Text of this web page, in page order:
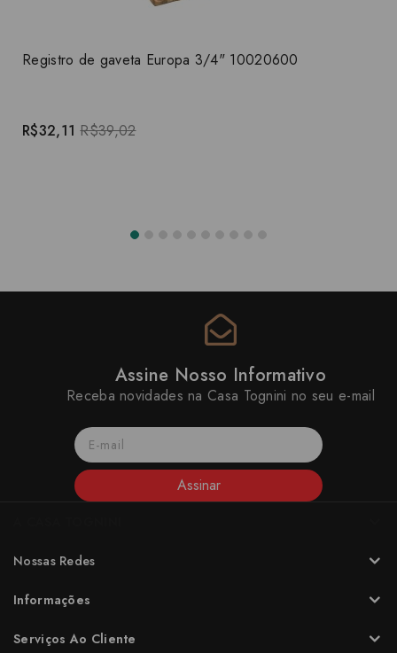
Registro de gaveta Europa 3/4" 10020600
R$32,11 R$39,02
Assine Nosso Informativo
Receba novidades na Casa Tognini no seu e-mail
Assinar
Nossas Redes
Informações
Serviços Ao Cliente